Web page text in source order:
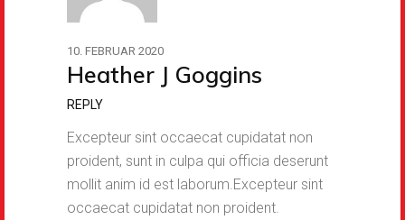
10. FEBRUAR 2020
Heather J Goggins
REPLY
Excepteur sint occaecat cupidatat non
proident, sunt in culpa qui officia deserunt
mollit anim id est laborum.Excepteur sint
occaecat cupidatat non proident.